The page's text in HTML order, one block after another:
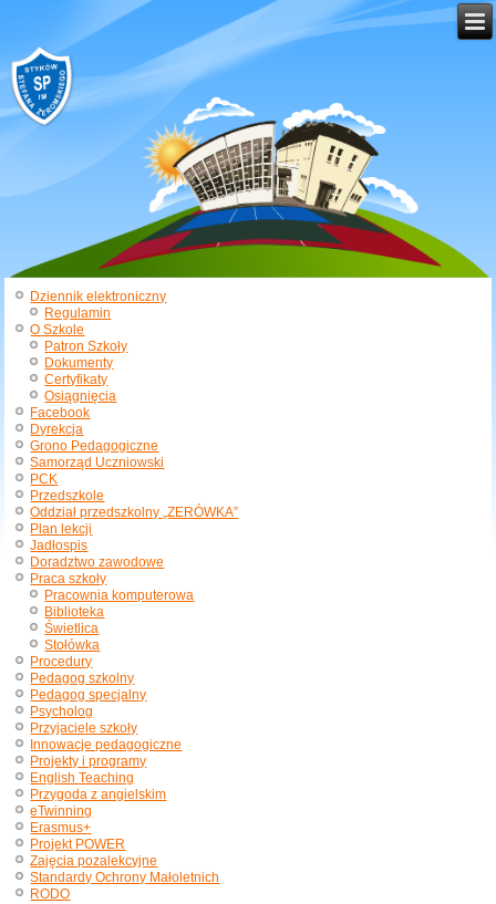
Dziennik elektroniczny
Regulamin
O Szkole
Patron Szkoły
Dokumenty
Certyfikaty
Osiągnięcia
Facebook
Dyrekcja
Grono Pedagogiczne
Samorząd Uczniowski
PCK
Przedszkole
Oddział przedszkolny „ZERÓWKA”
Plan lekcji
Jadłospis
Doradztwo zawodowe
Praca szkoły
Pracownia komputerowa
Biblioteka
Świetlica
Stołówka
Procedury
Pedagog szkolny
Pedagog specjalny
Psycholog
Przyjaciele szkoły
Innowacje pedagogiczne
Projekty i programy
English Teaching
Przygoda z angielskim
eTwinning
Erasmus+
Projekt POWER
Zajęcia pozalekcyjne
Standardy Ochrony Małoletnich
RODO